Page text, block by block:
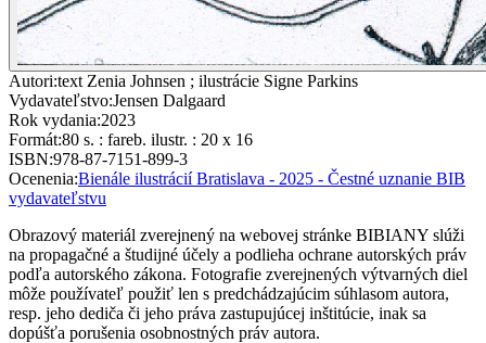
Autori:text Zenia Johnsen ; ilustrácie Signe Parkins
Vydavateľstvo:Jensen Dalgaard
Rok vydania:2023
Formát:80 s. : fareb. ilustr. : 20 x 16
ISBN:978-87-7151-899-3
Ocenenia:Bienále ilustrácií Bratislava - 2025 - Čestné uznanie BIB
vydavateľstvu
Obrazový materiál zverejnený na webovej stránke BIBIANY slúži
na propagačné a študijné účely a podlieha ochrane autorských práv
podľa autorského zákona. Fotografie zverejnených výtvarných diel
môže používateľ použiť len s predchádzajúcim súhlasom autora,
resp. jeho dediča či jeho práva zastupujúcej inštitúcie, inak sa
dopúšťa porušenia osobnostných práv autora.